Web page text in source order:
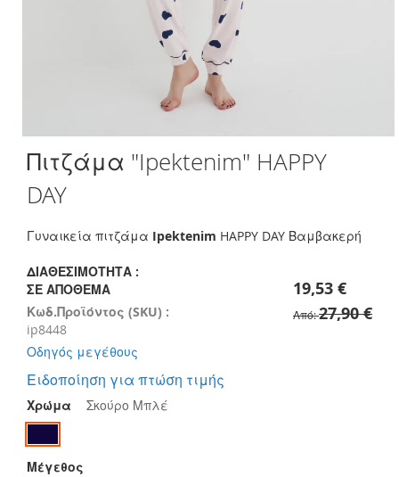
to
beginning
the
gallery
Πιτζάμα "Ipektenim" HAPPY
DAY
Γυναικεία πιτζάμα Ipektenim HAPPY DAY Βαμβακερή
ΔΙΑΘΕΣΙΜΌΤΗΤΑ :
ΣΕ ΑΠΌΘΕΜΑ
Κωδ.Προϊόντος (SKU) :
ip8448
Οδηγός μεγέθους
19,53 €
Από 27,90 €
Ειδοποίηση για πτώση τιμής
Χρώμα Σκούρο Μπλέ
Μέγεθος